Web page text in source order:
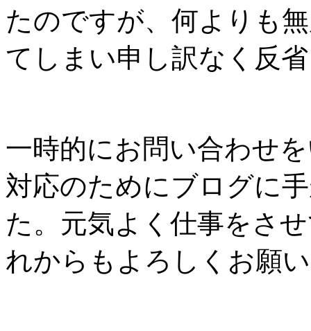
たのですが、何よりも
てしまい申し訳なく反
一時的にお問い合わせ
対応のためにブログに
た。元気よく仕事をさ
れからもよろしくお願